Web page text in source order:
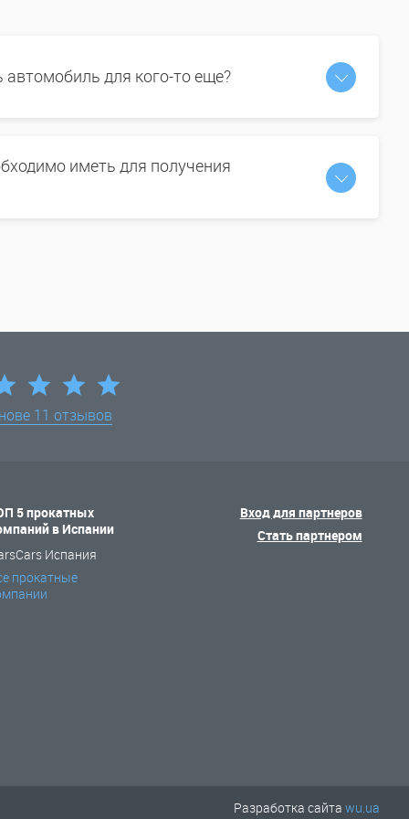
для кого-то еще?
иметь для получения
11 отзывов
5 прокатных
в Испании
Испания
прокатные
Вход для партнеров
Стать партнером
Разработка сайта wu.ua